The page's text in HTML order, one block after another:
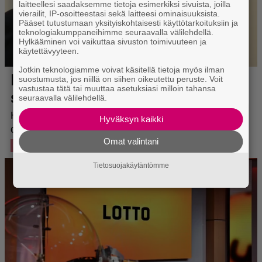
laitteellesi saadaksemme tietoja esimerkiksi sivuista, joilla
vierailit, IP-osoitteestasi sekä laitteesi ominaisuuksista.
Pääset tutustumaan yksityiskohtaisesti käyttötarkoituksiin ja
teknologiakumppaneihimme seuraavalla välilehdellä.
Hylkääminen voi vaikuttaa sivuston toimivuuteen ja
käytettävyyteen.
Jotkin teknologiamme voivat käsitellä tietoja myös ilman
suostumusta, jos niillä on siihen oikeutettu peruste. Voit
vastustaa tätä tai muuttaa asetuksiasi milloin tahansa
seuraavalla välilehdellä.
Hyväksyn kaikki
Omat valintani
Tietosuojakäytäntömme